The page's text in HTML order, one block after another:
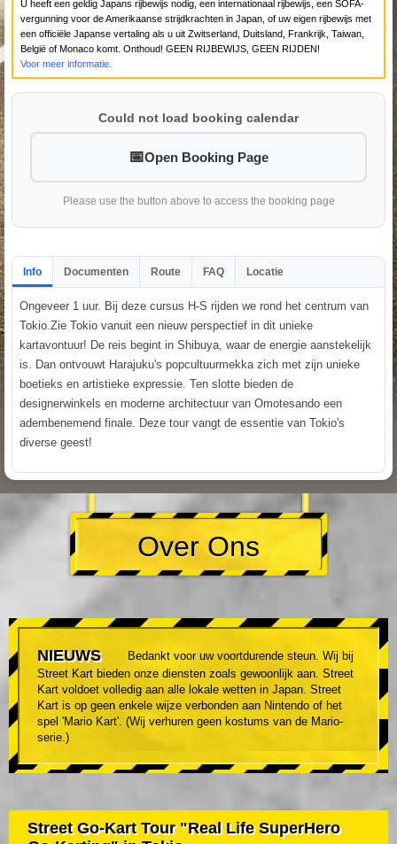
U heeft een geldig Japans rijbewijs nodig, een internationaal rijbewijs, een SOFA-
vergunning voor de Amerikaanse strijdkrachten in Japan, of uw eigen rijbewijs met
een officiële Japanse vertaling als u uit Zwitserland, Duitsland, Frankrijk, Taiwan,
België of Monaco komt. Onthoud! GEEN RIJBEWIJS, GEEN RIJDEN!
Voor meer informatie.
Could not load booking calendar
Open Booking Page
Please use the button above to access the booking page
Info Documenten Route FAQ Locatie
Ongeveer 1 uur. Bij deze cursus H-S rijden we rond het centrum van
Tokio.Zie Tokio vanuit een nieuw perspectief in dit unieke
kartavontuur! De reis begint in Shibuya, waar de energie aanstekelijk
is. Dan ontvouwt Harajuku's popcultuurmekka zich met zijn unieke
boetieks en artistieke expressie. Ten slotte bieden de
designerwinkels en moderne architectuur van Omotesando een
adembenemend finale. Deze tour vangt de essentie van Tokio's
diverse geest!
Over Ons
NIEUWS
Bedankt voor uw voortdurende steun. Wij bij
Street Kart bieden onze diensten zoals gewoonlijk aan. Street
Kart voldoet volledig aan alle lokale wetten in Japan. Street
Kart is op geen enkele wijze verbonden aan Nintendo of het
spel 'Mario Kart'. (Wij verhuren geen kostums van de Mario-
serie.)
Street Go-Kart Tour "Real Life SuperHero